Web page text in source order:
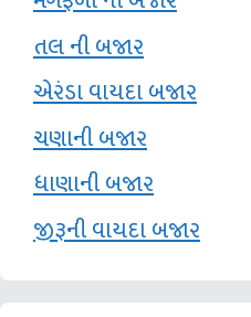
તલ ની બજાર
એરંડા વાયદા બજાર
ચણાની બજાર
ધાણાની બજાર
જીરૂની વાયદા બજાર